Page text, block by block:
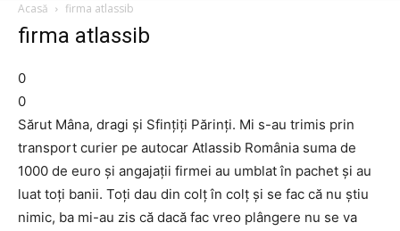
Acasă
firma atlassib
firma atlassib
0
0
Sărut Mâna, dragi și Sfințiți Părinți. Mi s-au trimis prin
transport curier pe autocar Atlassib România suma de
1000 de euro și angajații firmei au umblat în pachet și au
luat toți banii. Toți dau din colț în colț și se fac că nu știu
nimic, ba mi-au zis că dacă fac vreo plângere nu se va